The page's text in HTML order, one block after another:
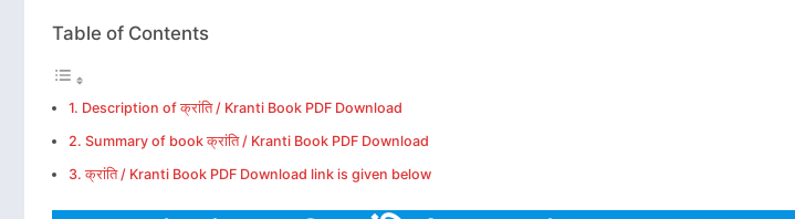
Table of Contents
Description of क्रांति / Kranti Book PDF Download
Summary of book क्रांति / Kranti Book PDF Download
क्रांति / Kranti Book PDF Download link is given below